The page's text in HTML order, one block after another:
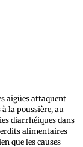
aigües attaquent
la poussière, au
diarrhéiques dans
alimentaires
que les causes